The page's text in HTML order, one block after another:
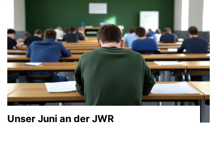
Unser Juni an der JWR